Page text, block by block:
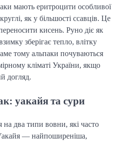
мають еритроцити особливої
як у більшості ссавців. Це
кисень. Руно діє як
зберігає тепло, влітку
тому альпаки почуваються
кліматі України, якщо
догляд.
уакайя та сури
на два типи вовни, які часто
— найпоширеніша,